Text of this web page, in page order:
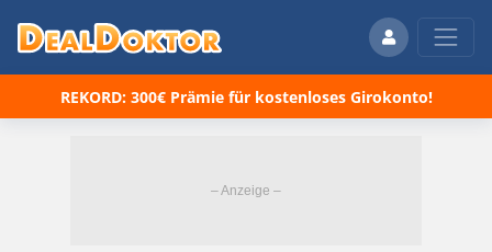
REKORD: 300€ Prämie für kostenloses Girokonto!